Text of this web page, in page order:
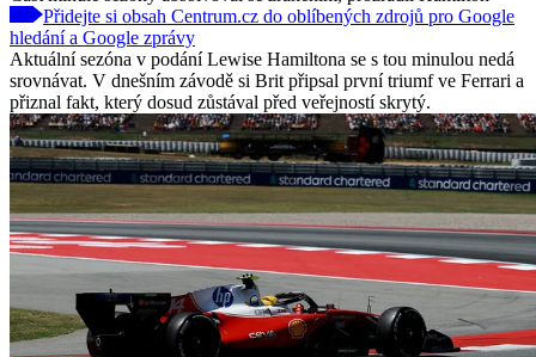
Přidejte si obsah Centrum.cz do oblíbených zdrojů pro Google
hledání a Google zprávy
Aktuální sezóna v podání Lewise Hamiltona se s tou minulou nedá
srovnávat. V dnešním závodě si Brit připsal první triumf ve Ferrari a
přiznal fakt, který dosud zůstával před veřejností skrytý.